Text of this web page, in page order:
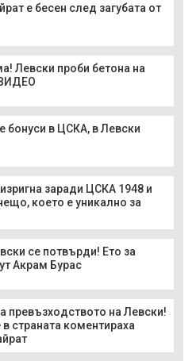
е бесен след загубата от
Левски проби бетона на
ВИДЕО
бонуси в ЦСКА, в Левски
заради ЦСКА 1948 и
което е уникално за
се потвърди! Ето за
Акрам Бурас
превъзходството на Левски!
страната коментираха